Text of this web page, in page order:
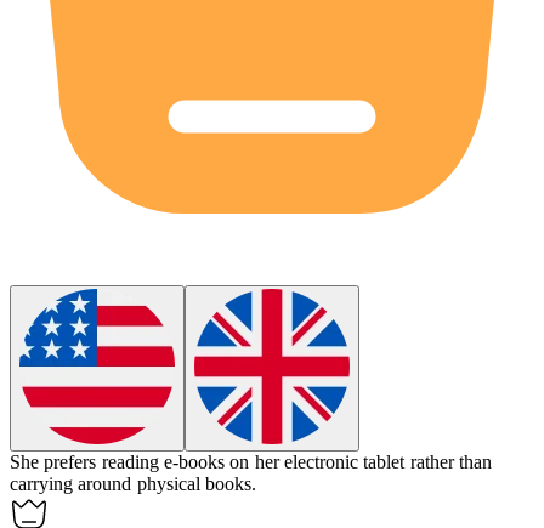
She prefers reading e-books on herelectronic tablet rather than
carrying around physical books.